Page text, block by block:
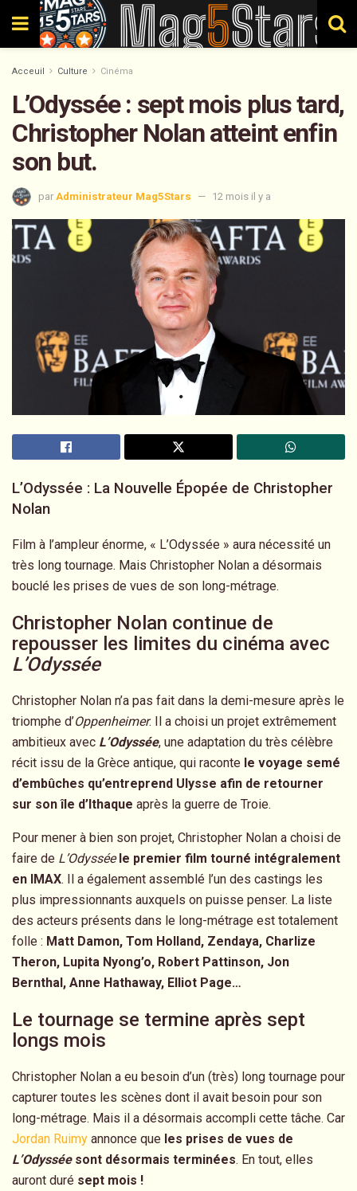
Acceuil Culture Cinéma
L’Odyssée : sept mois plus tard,
Christopher Nolan atteint enfin
son but.
par Administrateur Mag5Stars 12 mois il y a
L’Odyssée : La Nouvelle Épopée de Christopher
Nolan
Film à l’ampleur énorme, « L’Odyssée » aura nécessité un
très long tournage. Mais Christopher Nolan a désormais
bouclé les prises de vues de son long-métrage.
Christopher Nolan continue de
repousser les limites du cinéma avec
L’Odyssée
Christopher Nolan n’a pas fait dans la demi-mesure après le
triomphe d’Oppenheimer. Il a choisi un projet extrêmement
ambitieux avec L’Odyssée, une adaptation du très célèbre
récit issu de la Grèce antique, qui raconte le voyage semé
d’embûches qu’entreprend Ulysse afin de retourner
sur son île d’Ithaque après la guerre de Troie.
Pour mener à bien son projet, Christopher Nolan a choisi de
faire de L’Odyssée le premier film tourné intégralement
en IMAX. Il a également assemblé l’un des castings les
plus impressionnants auxquels on puisse penser. La liste
des acteurs présents dans le long-métrage est totalement
folle : Matt Damon, Tom Holland, Zendaya, Charlize
Theron, Lupita Nyong’o, Robert Pattinson, Jon
Bernthal, Anne Hathaway, Elliot Page…
Le tournage se termine après sept
longs mois
Christopher Nolan a eu besoin d’un (très) long tournage pour
capturer toutes les scènes dont il avait besoin pour son
long-métrage. Mais il a désormais accompli cette tâche. Car
Jordan Ruimy annonce que les prises de vues de
L’Odysséesont désormais terminées. En tout, elles
auront duré sept mois !